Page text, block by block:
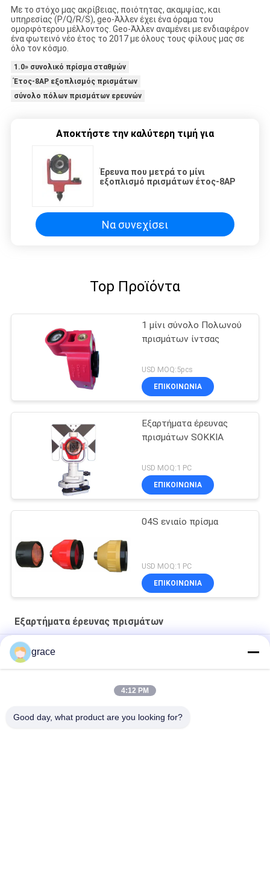
Με το στόχο μας ακρίβειας, ποιότητας, ακαμψίας, και
υπηρεσίας (P/Q/R/S), geo-Άλλεν έχει ένα όραμα του
ομορφότερου μέλλοντος. Geo-Άλλεν αναμένει με ενδιαφέρον
ένα φωτεινό νέο έτος το 2017 με όλους τους φίλους μας σε
όλο τον κόσμο.
1.0» συνολικό πρίσμα σταθμών
Έτος-8AP εξοπλισμός πρισμάτων
σύνολο πόλων πρισμάτων ερευνών
Αποκτήστε την καλύτερη τιμή για
Έρευνα που μετρά το μίνι
εξοπλισμό πρισμάτων έτος-8AP
Να συνεχίσει
Top Προϊόντα
1 μίνι σύνολο Πολωνού
πρισμάτων ίντσας
USD MOQ:5pcs
ΕΠΙΚΟΙΝΩΝΊΑ
Εξαρτήματα έρευνας
πρισμάτων SOKKIA
USD MOQ:1 PC
ΕΠΙΚΟΙΝΩΝΊΑ
04S ενιαίο πρίσμα
USD MOQ:1 PC
ΕΠΙΚΟΙΝΩΝΊΑ
Εξαρτήματα έρευνας πρισμάτων
εξαρτήματα έρευνας πρισμάτων 30mm μίνι 360d
Οδοποιία 64mm όργανο έρευνας πρισμάτων
Πολυ εξαρτήματα έρευνας πρισμάτων εγγράφων RP60
grace
4:12 PM
Good day, what product are you looking for?